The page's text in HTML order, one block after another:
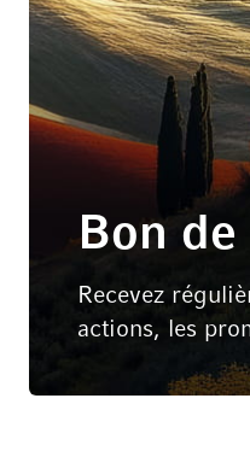
Bon
Recevez
actions, les